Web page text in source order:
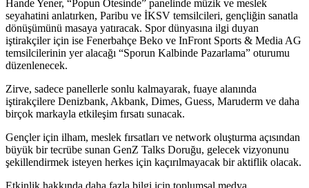
Hande Yener, “Popun Ötesinde” panelinde müzik ve meslek
seyahatini anlatırken, Paribu ve İKSV temsilcileri, gençliğin sanatla
dönüşümünü masaya yatıracak. Spor dünyasına ilgi duyan
iştirakçiler için ise Fenerbahçe Beko ve InFront Sports & Media AG
temsilcilerinin yer alacağı “Sporun Kalbinde Pazarlama” oturumu
düzenlenecek.
Zirve, sadece panellerle sonlu kalmayarak, fuaye alanında
iştirakçilere Denizbank, Akbank, Dimes, Guess, Maruderm ve daha
birçok markayla etkileşim fırsatı sunacak.
Gençler için ilham, meslek fırsatları ve network oluşturma açısından
büyük bir tecrübe sunan GenZ Talks Doruğu, gelecek vizyonunu
şekillendirmek isteyen herkes için kaçırılmayacak bir aktiflik olacak.
Etkinlik hakkında daha fazla bilgi için toplumsal medya